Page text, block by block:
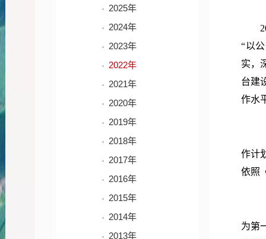
2025年
2024年
2023年
2022年
2021年
2020年
2019年
2018年
2017年
2016年
2015年
2014年
2013年
“以
实，
台建
作水
作计
依照
为第